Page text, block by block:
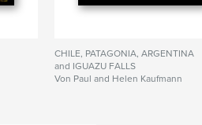
CHILE, PATAGONIA, ARGENTINA
and IGUAZU FALLS
Von Paul and Helen Kaufmann